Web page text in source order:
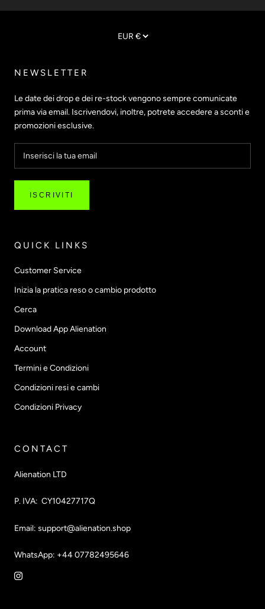
NEWSLETTER
Le date dei drop e dei re-stock vengono sempre comunicate
prima via email. Iscrivendovi, inoltre, potrete accedere a sconti e
promozioni esclusive.
ISCRIVITI
QUICK LINKS
Customer Service
Inizia la pratica reso o cambio prodotto
Cerca
Download App Alienation
Account
Termini e Condizioni
Condizioni resi e cambi
Condizioni Privacy
CONTACT
Alienation LTD
P. IVA: CY10427717Q
Email: support@alienation.shop
WhatsApp: +44 07782495646